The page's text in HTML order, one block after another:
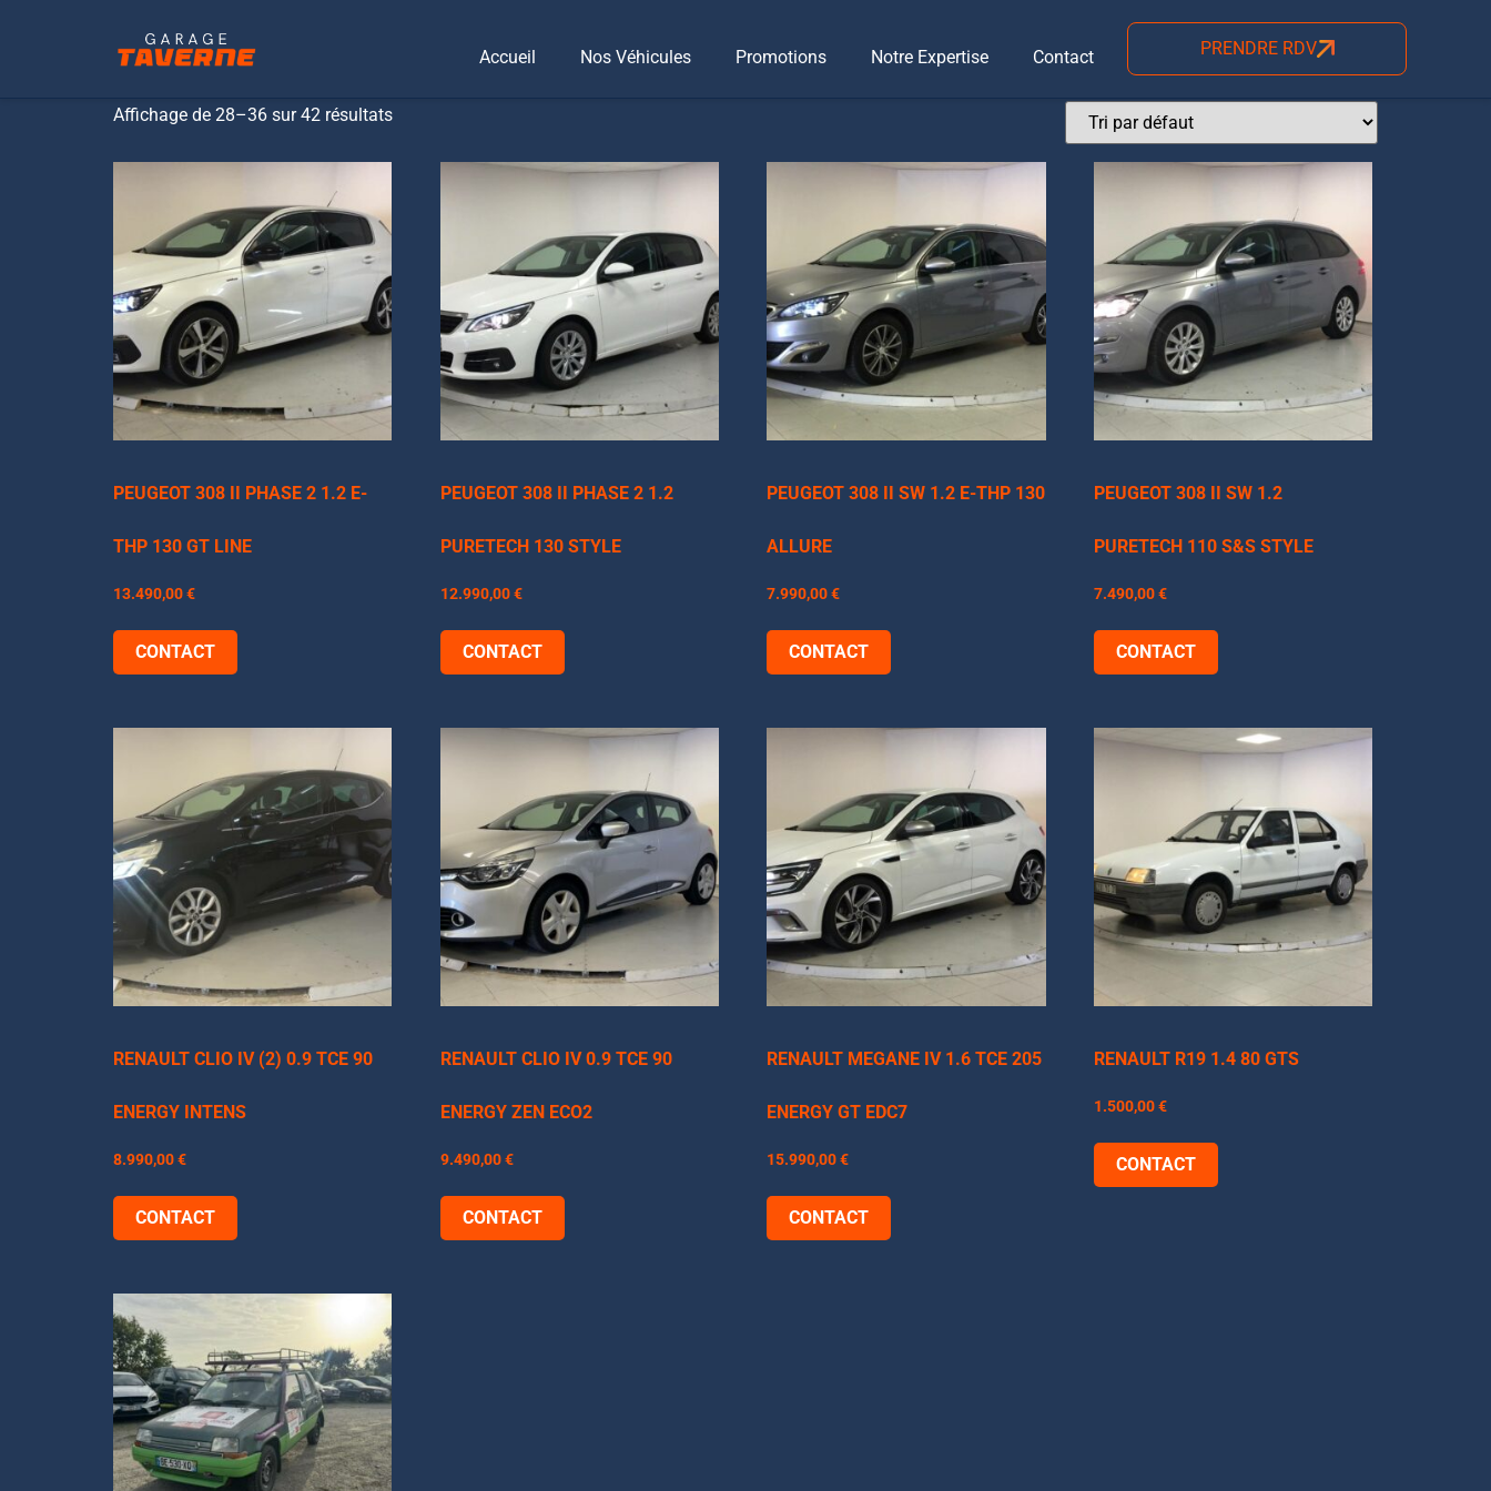
Accueil Nos Véhicules Promotions Notre Expertise Contact
PRENDRE RDV
ACCUEIL/NOMBRE DE PLACE
Nombre de place
Affichage de 28–36 sur 42 résultats
PEUGEOT 308 II PHASE 2 1.2 E-
THP 130 GT LINE
13.490,00€
CONTACT
PEUGEOT 308 II PHASE 2 1.2
PURETECH 130 STYLE
12.990,00€
CONTACT
PEUGEOT 308 II SW 1.2 E-THP 130
ALLURE
7.990,00€
CONTACT
PEUGEOT 308 II SW 1.2
PURETECH 110 S&S STYLE
7.490,00€
CONTACT
RENAULT CLIO IV (2) 0.9 TCE 90
ENERGY INTENS
8.990,00€
CONTACT
RENAULT CLIO IV 0.9 TCE 90
ENERGY ZEN ECO2
9.490,00€
CONTACT
RENAULT MEGANE IV 1.6 TCE 205
ENERGY GT EDC7
15.990,00€
CONTACT
RENAULT R19 1.4 80 GTS
1.500,00€
CONTACT